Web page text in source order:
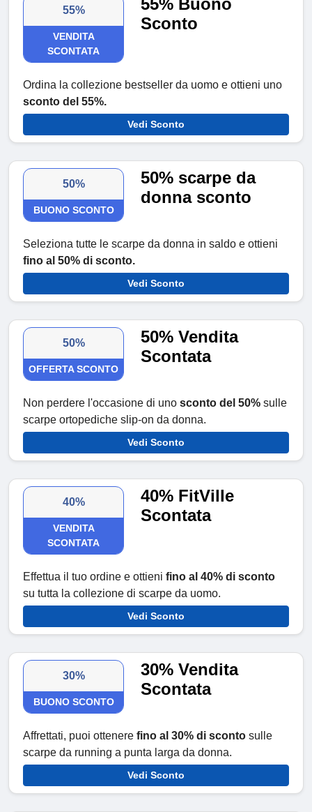
55%
VENDITA
SCONTATA
55% Buono
Sconto
Ordina la collezione bestseller da uomo e ottieni uno
sconto del 55%.
Vedi Sconto
50%
BUONO SCONTO
50% scarpe da
donna sconto
Seleziona tutte le scarpe da donna in saldo e ottieni
fino al 50% di sconto.
Vedi Sconto
50%
OFFERTA SCONTO
50% Vendita
Scontata
Non perdere l'occasione di uno sconto del 50% sulle
scarpe ortopediche slip-on da donna.
Vedi Sconto
40%
VENDITA
SCONTATA
40% FitVille
Scontata
Effettua il tuo ordine e ottieni fino al 40% di sconto
su tutta la collezione di scarpe da uomo.
Vedi Sconto
30%
BUONO SCONTO
30% Vendita
Scontata
Affrettati, puoi ottenere fino al 30% di sconto sulle
scarpe da running a punta larga da donna.
Vedi Sconto